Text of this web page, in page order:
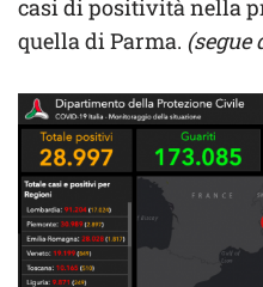
casi di positività nella
quella di Parma. (segue